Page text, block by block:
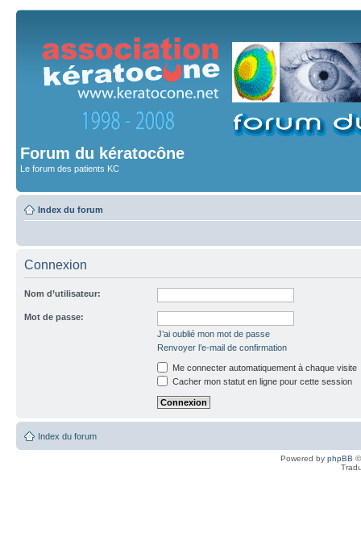
Forum du kératocône
Le forum des patients KC
Index du forum
Connexion
Nom d’utilisateur:
Mot de passe:
J’ai oublié mon mot de passe
Renvoyer l’e-mail de confirmation
Me connecter automatiquement à chaque visite
Cacher mon statut en ligne pour cette session
Index du forum
Powered by phpBB